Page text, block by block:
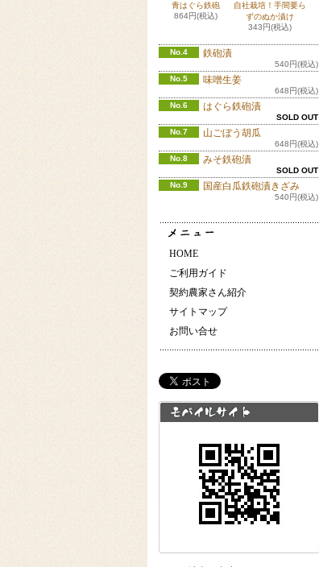
青はぐら鉄砲
864円(税込)
自社栽培！手間要ら
ずのぬか漬け
343円(税込)
No.4 鉄砲漬
540円(税込)
No.5
味噌生姜
648円(税込)
No.6
はぐら鉄砲漬
SOLD OUT
No.7
山ごぼう胡瓜
648円(税込)
No.8
みそ鉄砲漬
SOLD OUT
No.9
国産白瓜鉄砲漬きざみ
540円(税込)
HOME
ご利用ガイド
契約農家さん紹介
サイトマップ
お問い合せ